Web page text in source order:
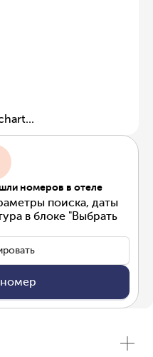
номеров в отеле
поиска, даты
в блоке "Выбрать
номер